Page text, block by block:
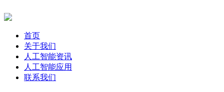
首页
关于我们
人工智能资讯
人工智能应用
联系我们